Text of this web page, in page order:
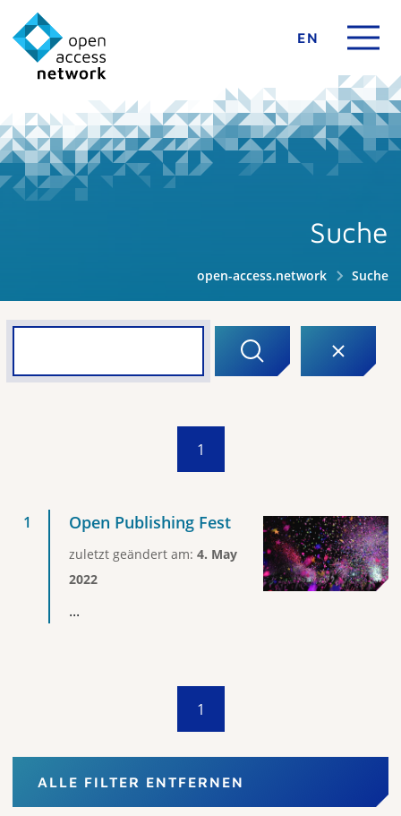
EN
Suche
open-access.network Suche
1
Open Publishing Fest
zuletzt geändert am: 4. May
2022
...
1
ALLE FILTER ENTFERNEN